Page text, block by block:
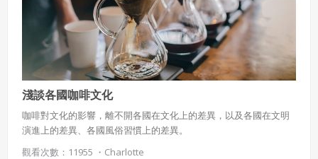
淺談各國咖啡文化
咖啡對文化的影響，離不開各國在文化上的差異，以及各國在文明
演進上的差異、各國風俗習慣上的差異。
觀看次數：11955 ・ Charlotte